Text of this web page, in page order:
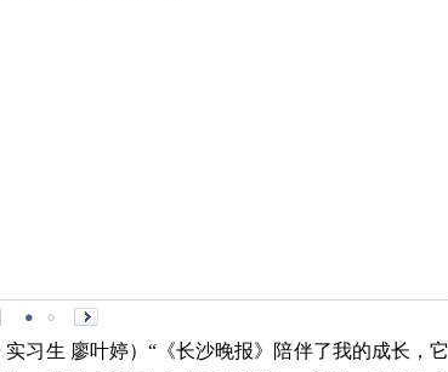
生 廖叶婷）“《长沙晚报》陪伴了我的成长，它